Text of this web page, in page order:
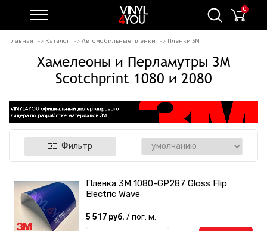
0
Главная Каталог Автомобильные пленки Пленки 3M
Хамелеоны и Перламутры 3M
Scotchprint 1080 и 2080
Фильтр
Пленка 3M 1080-GP287 Gloss Flip
Electric Wave
5 517 руб. / пог. м.